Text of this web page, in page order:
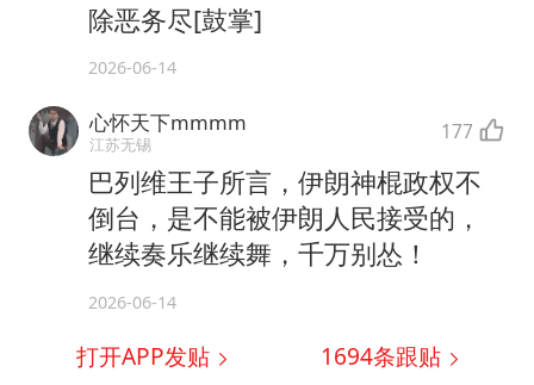
除恶务尽[鼓掌]
2026-06-14
心怀天下mmmm
江苏无锡 177
巴列维王子所言，伊朗神棍政权不
倒台，是不能被伊朗人民接受的，
继续奏乐继续舞，千万别怂！
2026-06-14
打开APP发贴 1694条跟贴